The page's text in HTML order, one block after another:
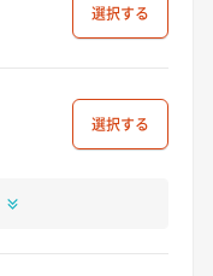
選択
選択